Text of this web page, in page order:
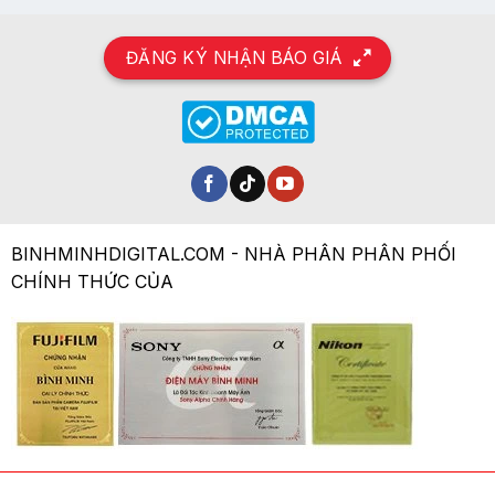
ĐĂNG KÝ NHẬN BÁO GIÁ
BINHMINHDIGITAL.COM - NHÀ PHÂN PHÂN PHỐI
CHÍNH THỨC CỦA